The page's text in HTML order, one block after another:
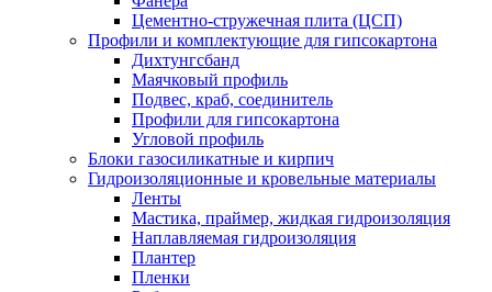
Цементно-стружечная плита (ЦСП)
Профили и комплектующие для гипсокартона
Дихтунгсбанд
Маячковый профиль
Подвес, краб, соединитель
Профили для гипсокартона
Угловой профиль
Блоки газосиликатные и кирпич
Гидроизоляционные и кровельные материалы
Ленты
Мастика, праймер, жидкая гидроизоляция
Наплавляемая гидроизоляция
Плантер
Пленки